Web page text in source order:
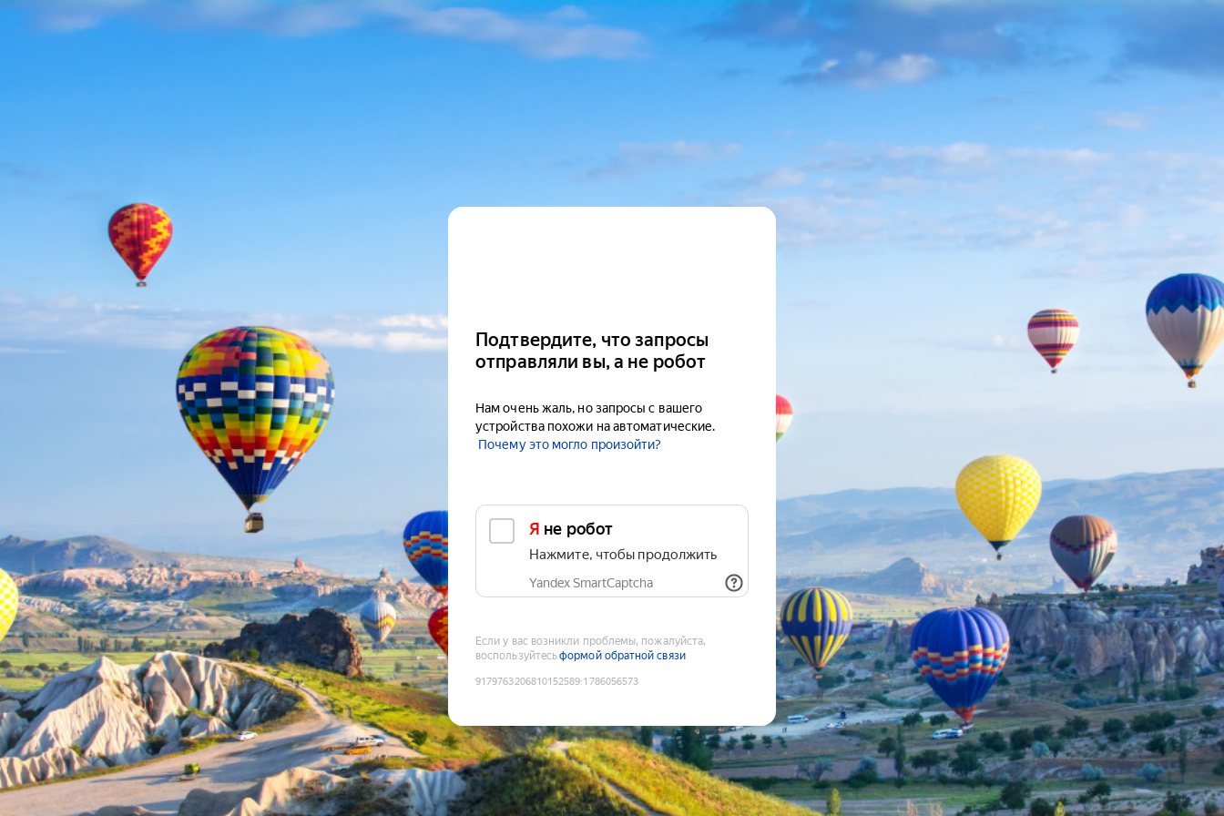
Подтвердите, что запросы
отправляли вы, а не робот
Нам очень жаль, но запросы с вашего
устройства похожи на автоматические.
Почему это могло произойти?
Я не робот
Нажмите, чтобы продолжить
Yandex SmartCaptcha
Если у вас возникли проблемы, пожалуйста,
воспользуйтесьформой обратной связи
9179763206810152589:1786056573